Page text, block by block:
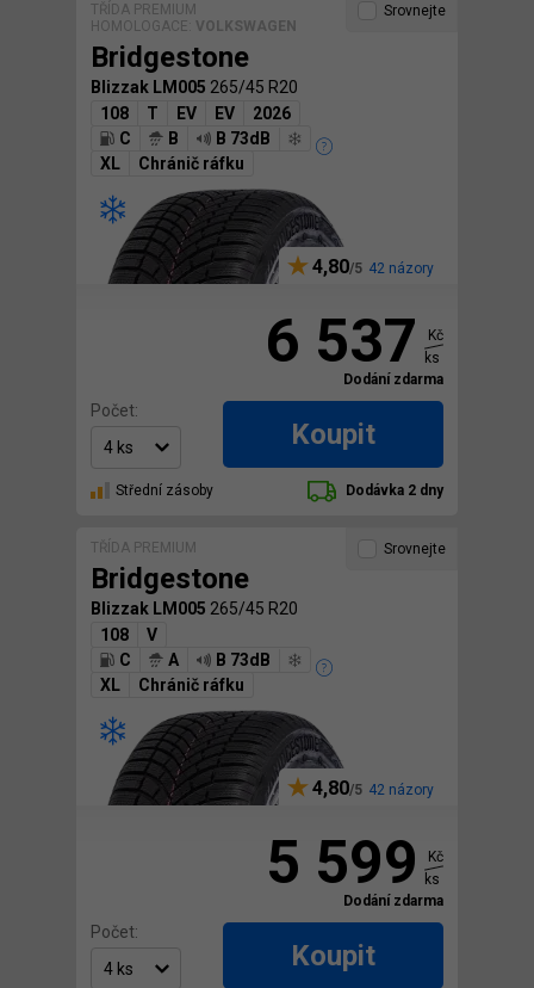
TŘÍDA PREMIUM
HOMOLOGACE: VOLKSWAGEN
Bridgestone
Blizzak LM005 265/45 R20
108
T EV EV
2026
C
B
B 73dB
XL
Chránič ráfku
4,80 42 názory
Srovnejte
6 537
Kč
ks
Dodání zdarma
Počet:
Koupit
Střední zásoby Dodávka 2 dny
TŘÍDA PREMIUM
Bridgestone
Blizzak LM005 265/45 R20
108
V
C
A
B 73dB
XL
Chránič ráfku
4,80 42 názory
Srovnejte
5 599
Kč
ks
Dodání zdarma
Počet:
Koupit